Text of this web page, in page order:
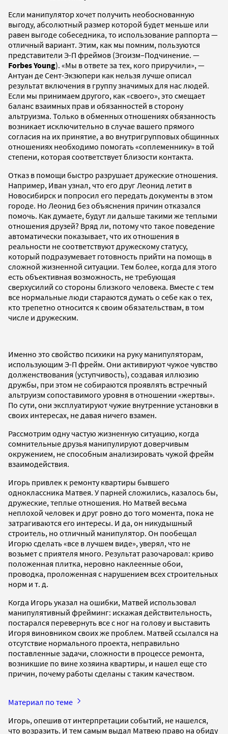
Если манипулятор хочет получить необоснованную
выгоду, абсолютный размер которой будет меньше или
равен выгоде собеседника, то использование раппорта —
отличный вариант. Этим, как мы помним, пользуются
представители Э-П фреймов (Эгоизм–Подчинение. —
Forbes Young). «Мы в ответе за тех, кого приручили», —
Антуан де Сент-Экзюпери как нельзя лучше описал
результат включения в группу значимых для нас людей.
Если мы принимаем другого, как «своего», это смещает
баланс взаимных прав и обязанностей в сторону
альтруизма. Только в обменных отношениях обязанность
возникает исключительно в случае вашего прямого
согласия на их принятие, а во внутригрупповых общинных
отношениях необходимо помогать «соплеменнику» в той
степени, которая соответствует близости контакта.
Отказ в помощи быстро разрушает дружеские отношения.
Например, Иван узнал, что его друг Леонид летит в
Новосибирск и попросил его передать документы в этом
городе. Но Леонид без объяснения причин отказался
помочь. Как думаете, будут ли дальше такими же теплыми
отношения друзей? Вряд ли, потому что такое поведение
автоматически показывает, что их отношения в
реальности не соответствуют дружескому статусу,
который подразумевает готовность прийти на помощь в
сложной жизненной ситуации. Тем более, когда для этого
есть объективная возможность, не требующая
сверхусилий со стороны близкого человека. Вместе с тем
все нормальные люди стараются думать о себе как о тех,
кто трепетно относится к своим обязательствам, в том
числе и дружеским.
Именно это свойство психики на руку манипуляторам,
использующим Э-П фрейм. Они активируют чужое чувство
долженствования (уступчивость), создавая иллюзию
дружбы, при этом не собираются проявлять встречный
альтруизм сопоставимого уровня в отношении «жертвы».
По сути, они эксплуатируют чужие внутренние установки в
своих интересах, не давая ничего взамен.
Рассмотрим одну частую жизненную ситуацию, когда
сомнительные друзья манипулируют доверчивым
окружением, не способным анализировать чужой фрейм
взаимодействия.
Игорь привлек к ремонту квартиры бывшего
одноклассника Матвея. У парней сложились, казалось бы,
дружеские, теплые отношения. Но Матвей весьма
неплохой человек и друг ровно до того момента, пока не
затрагиваются его интересы. И да, он никудышный
строитель, но отличный манипулятор. Он пообещал
Игорю сделать «все в лучшем виде», уверял, что не
возьмет с приятеля много. Результат разочаровал: криво
положенная плитка, неровно наклеенные обои,
проводка, проложенная с нарушением всех строительных
норм и т. д.
Когда Игорь указал на ошибки, Матвей использовал
манипулятивный фрейминг: искажая действительность,
постарался перевернуть все с ног на голову и выставить
Игоря виновником своих же проблем. Матвей ссылался на
отсутствие нормального проекта, неправильно
поставленные задачи, сложности в процессе ремонта,
возникшие по вине хозяина квартиры, и нашел еще сто
причин, почему работы сделаны с таким качеством.
Материал по теме
Игорь, опешив от интерпретации событий, не нашелся,
что возразить. И тем самым выдал Матвею право на обиду